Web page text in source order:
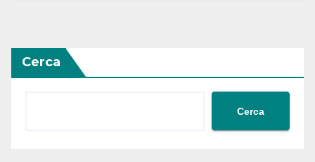
Cerca
Cerca